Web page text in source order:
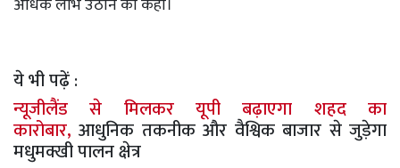
ये भी पढ़ें :
न्यूजीलैंड से मिलकर यूपी बढ़ाएगा शहद का
कारोबार,आधुनिक तकनीक और वैश्विक बाजार से जुड़ेगा
मधुमक्खी पालन क्षेत्र